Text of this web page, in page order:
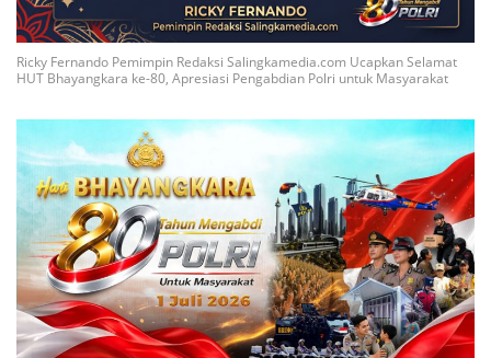
Ricky Fernando Pemimpin Redaksi Salingkamedia.com Ucapkan Selamat
HUT Bhayangkara ke-80, Apresiasi Pengabdian Polri untuk Masyarakat